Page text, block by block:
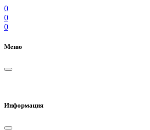
0
0
0
Меню
Информация